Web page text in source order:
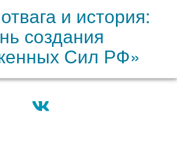
и история:
создания
Сил РФ»